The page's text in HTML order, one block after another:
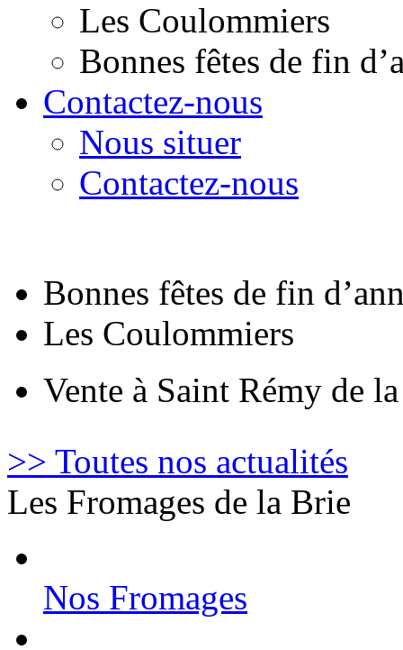
Les Coulommiers
Bonnes fêtes de fin
Contactez-nous
Nous situer
Contactez-nous
Bonnes fêtes de fin
Les Coulommiers
Vente à Saint Rémy de
>> Toutes nos actualités
Les Fromages de la Brie
Nos Fromages